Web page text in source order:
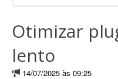
Otimizar
lento
14/07/2025 às 09:25